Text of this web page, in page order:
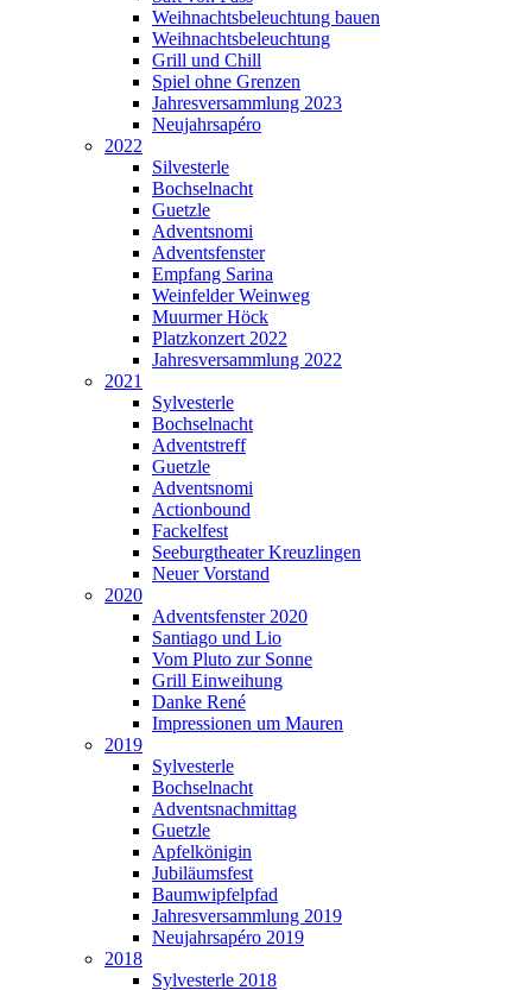
Weihnachtsbeleuchtung bauen
Weihnachtsbeleuchtung
Grill und Chill
Spiel ohne Grenzen
Jahresversammlung 2023
Neujahrsapéro
2022
Silvesterle
Bochselnacht
Guetzle
Adventsnomi
Adventsfenster
Empfang Sarina
Weinfelder Weinweg
Muurmer Höck
Platzkonzert 2022
Jahresversammlung 2022
2021
Sylvesterle
Bochselnacht
Adventstreff
Guetzle
Adventsnomi
Actionbound
Fackelfest
Seeburgtheater Kreuzlingen
Neuer Vorstand
2020
Adventsfenster 2020
Santiago und Lio
Vom Pluto zur Sonne
Grill Einweihung
Danke René
Impressionen um Mauren
2019
Sylvesterle
Bochselnacht
Adventsnachmittag
Guetzle
Apfelkönigin
Jubiläumsfest
Baumwipfelpfad
Jahresversammlung 2019
Neujahrsapéro 2019
2018
Sylvesterle 2018